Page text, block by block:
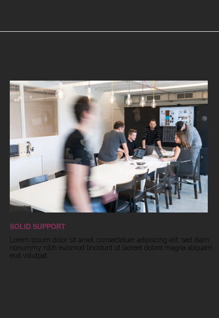
SOLID SUPPORT
Lorem ipsum dolor sit amet, consectetuer adipiscing elit, sed diam
nonummy nibh euismod tincidunt ut laoreet dolore magna aliquam
erat volutpat.